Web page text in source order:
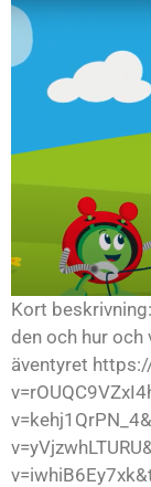
Kort
den och hur och
äventyret